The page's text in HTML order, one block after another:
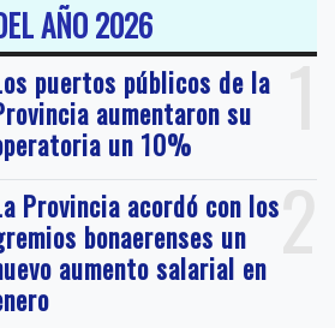
AÑO 2026
1
puertos públicos de la
aumentaron su
un 10%
2
Provincia acordó con los
bonaerenses un
aumento salarial en